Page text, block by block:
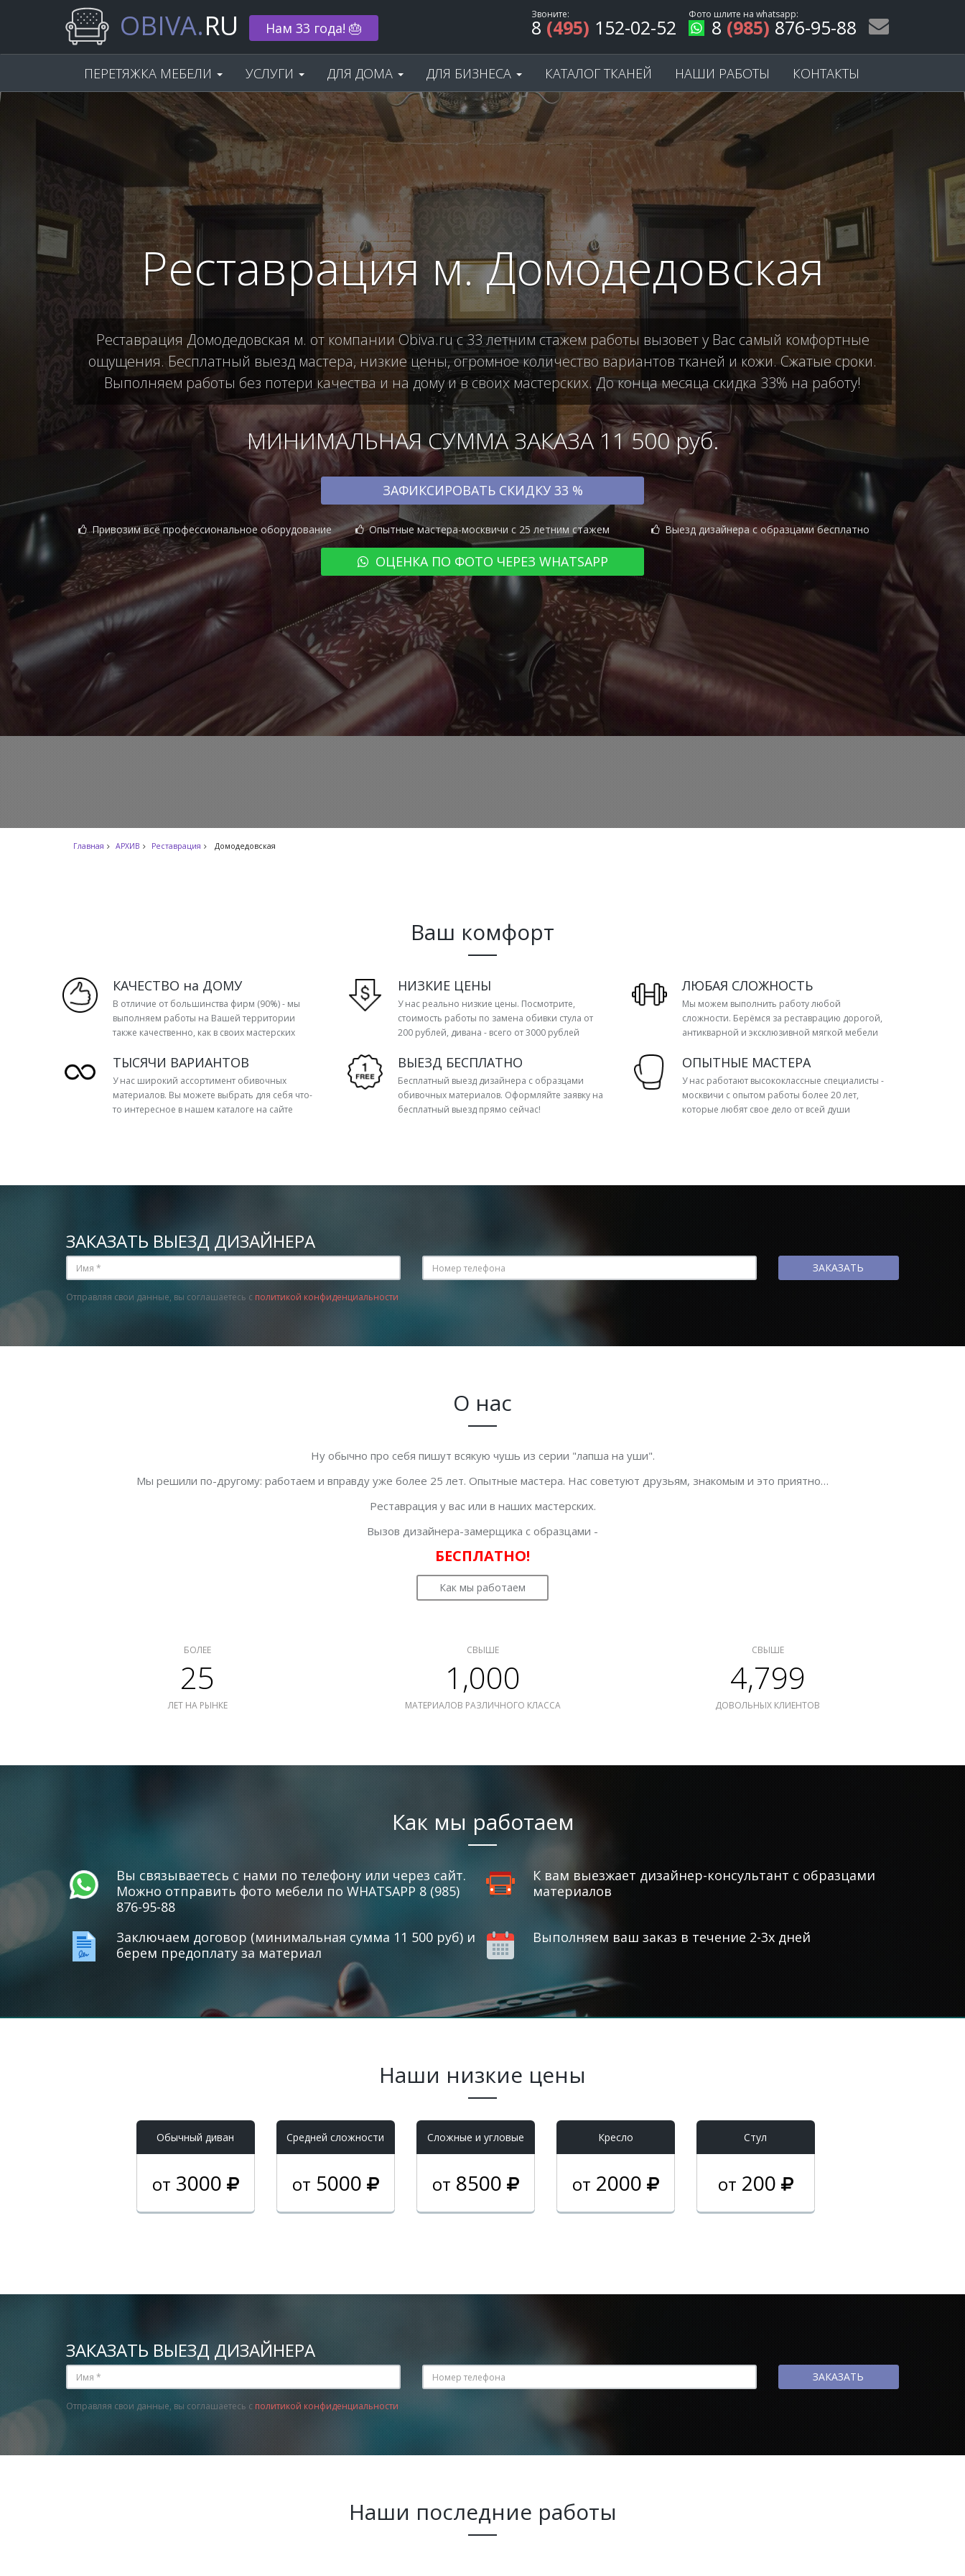
OBIVA.RU 🌟 Скидка 33% 🌟
Звоните:
8 (495) 152-02-52
Фото шлите на whatsapp:
8 (985) 876-95-88
ПЕРЕТЯЖКА МЕБЕЛИ УСЛУГИ ДЛЯ ДОМА ДЛЯ БИЗНЕСА КАТАЛОГ ТКАНЕЙ НАШИ РАБОТЫ КОНТАКТЫ
Реставрация м. Домодедовская
Реставрация Домодедовская м. от компании Obiva.ru с 33 летним стажем работы вызовет у Вас самый комфортные
ощущения. Бесплатный выезд мастера, низкие цены, огромное количество вариантов тканей и кожи. Сжатые сроки.
Выполняем работы без потери качества и на дому и в своих мастерских. До конца месяца скидка 33% на работу!
МИНИМАЛЬНАЯ СУММА ЗАКАЗА 11 500 руб.
ЗАФИКСИРОВАТЬ СКИДКУ 33 %
Привозим всё профессиональное оборудование Опытные мастера-москвичи с 25 летним стажем Выезд дизайнера с образцами бесплатно
ОЦЕНКА ПО ФОТО ЧЕРЕЗ WHATSAPP
Главная АРХИВ Реставрация Домодедовская
Ваш комфорт
КАЧЕСТВО на ДОМУ
В отличие от большинства фирм (90%) - мы
выполняем работы на Вашей территории
также качественно, как в своих мастерских
НИЗКИЕ ЦЕНЫ
У нас реально низкие цены. Посмотрите,
стоимость работы по замена обивки стула от
200 рублей, дивана - всего от 3000 рублей
ЛЮБАЯ СЛОЖНОСТЬ
Мы можем выполнить работу любой
сложности. Берёмся за реставрацию дорогой,
антикварной и эксклюзивной мягкой мебели
ТЫСЯЧИ ВАРИАНТОВ
У нас широкий ассортимент обивочных
материалов. Вы можете выбрать для себя что-
то интересное в нашем каталоге на сайте
ВЫЕЗД БЕСПЛАТНО
Бесплатный выезд дизайнера с образцами
обивочных материалов. Оформляйте заявку на
бесплатный выезд прямо сейчас!
ОПЫТНЫЕ МАСТЕРА
У нас работают высококлассные специалисты -
москвичи с опытом работы более 20 лет,
которые любят свое дело от всей души
ЗАКАЗАТЬ ВЫЕЗД ДИЗАЙНЕРА
Отправляя свои данные, вы соглашаетесь с политикой конфиденциальности
О нас
Ну обычно про себя пишут всякую чушь из серии "лапша на уши".
Мы решили по-другому: работаем и вправду уже более 25 лет. Опытные мастера. Нас советуют друзьям, знакомым и это приятно…
Реставрация у вас или в наших мастерских.
Вызов дизайнера-замерщика с образцами -
БЕСПЛАТНО!
Как мы работаем
БОЛЕЕ
25
ЛЕТ НА РЫНКЕ
СВЫШЕ
1,000
МАТЕРИАЛОВ РАЗЛИЧНОГО КЛАССА
СВЫШЕ
4,799
ДОВОЛЬНЫХ КЛИЕНТОВ
Как мы работаем
Вы связываетесь с нами по телефону или через сайт.
Можно отправить фото мебели по WHATSAPP 8 (985)
876-95-88
К вам выезжает дизайнер-консультант с образцами
материалов
Заключаем договор (минимальная сумма 11 500 руб) и
берем предоплату за материал
Выполняем ваш заказ в течение 2-3х дней
Наши низкие цены
Обычный диван
от 3000
Средней сложности
от 5000
Cложные и угловые
от 8500
Кресло
от 2000
Стул
от 200
ЗАКАЗАТЬ ВЫЕЗД ДИЗАЙНЕРА
Отправляя свои данные, вы соглашаетесь с политикой конфиденциальности
Наши последние работы